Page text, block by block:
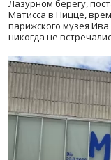
Лазурном берегу,
Матисса в Ницце,
парижского музея
никогда не